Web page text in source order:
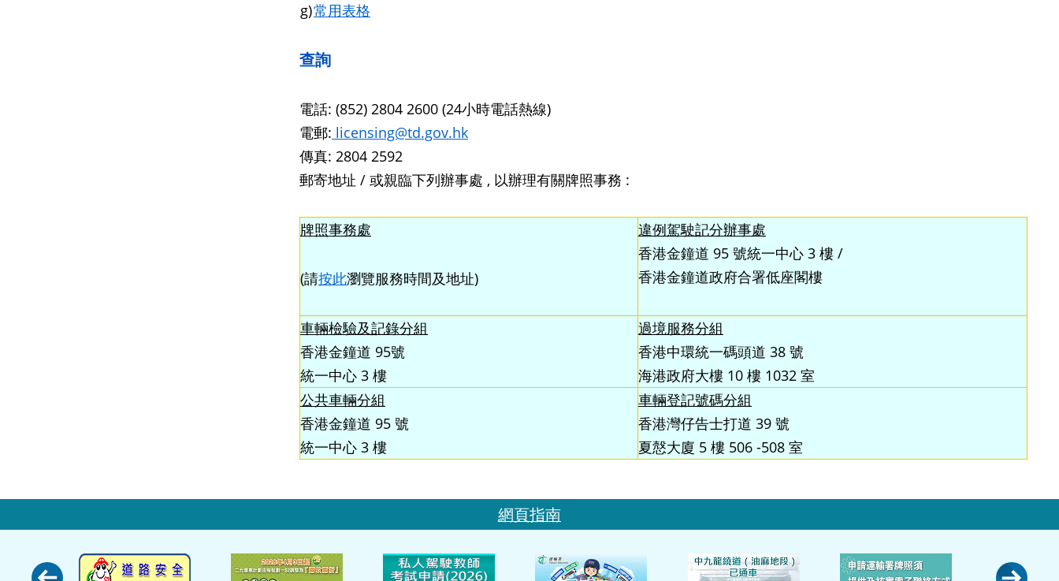
g)常用表格
查詢
電話: (852) 2804 2600 (24小時電話熱線)
電郵: licensing@td.gov.hk
傳真: 2804 2592
郵寄地址 / 或親臨下列辦事處 , 以辦理有關牌照事務 :
牌照事務處
(請按此瀏覽服務時間及地址)
違例駕駛記分辦事處
香港金鐘道 95 號統一中心 3 樓 /
香港金鐘道政府合署低座閣樓
車輛檢驗及記錄分組
香港金鐘道 95號
統一中心 3 樓
過境服務分組
香港中環統一碼頭道 38 號
海港政府大樓 10 樓 1032 室
公共車輛分組
香港金鐘道 95 號
統一中心 3 樓
車輛登記號碼分組
香港灣仔告士打道 39 號
夏慤大廈 5 樓 506 -508 室
網頁指南